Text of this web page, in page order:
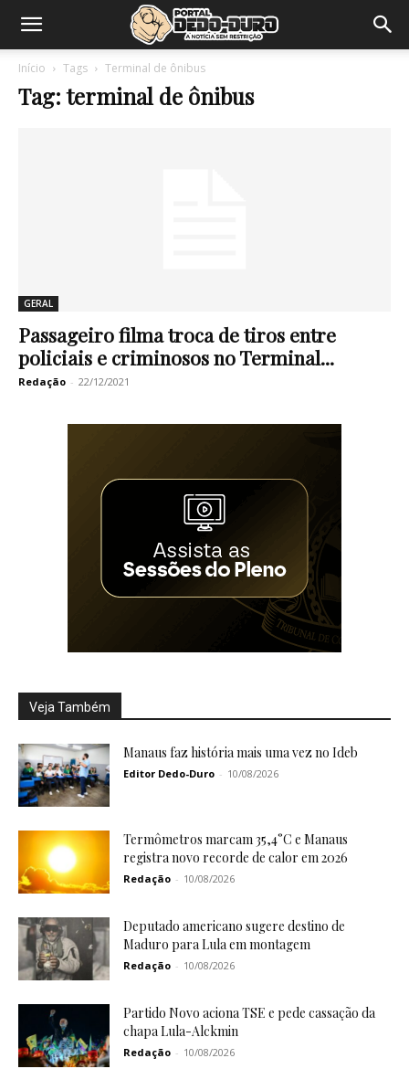
Início Tags Terminal de ônibus
Tag: terminal de ônibus
GERAL
Passageiro filma troca de tiros entre
policiais e criminosos no Terminal...
Redação - 22/12/2021
Veja Também
Manaus faz história mais uma vez no Ideb
Editor Dedo-Duro - 10/08/2026
Termômetros marcam 35,4°C e Manaus
registra novo recorde de calor em 2026
Redação - 10/08/2026
Deputado americano sugere destino de
Maduro para Lula em montagem
Redação - 10/08/2026
Partido Novo aciona TSE e pede cassação da
chapa Lula-Alckmin
Redação - 10/08/2026